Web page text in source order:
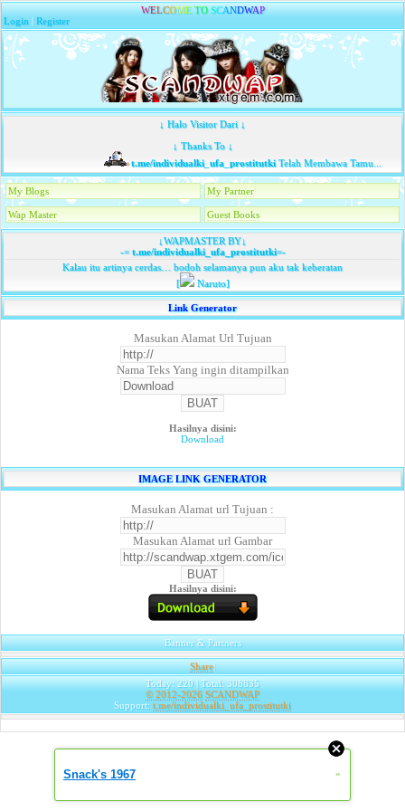
WELCOME TO SCANDWAP
Login |Register
↓ Halo Visitor Dari ↓
↓ Thanks To ↓
t.me/individualki_ufa_prostitutkiTelah Membawa Tamu...
My Blogs My Partner
Wap Master Guest Books
↓WAPMASTER BY↓
-=t.me/individualki_ufa_prostitutki=-
Kalau itu artinya cerdas… bodoh selamanya pun aku tak keberatan
[
Naruto]
Link Generator
Masukan Alamat Url Tujuan
Nama Teks Yang ingin ditampilkan
Hasilnya disini:
Download
IMAGE LINK GENERATOR
Masukan Alamat url Tujuan :
Masukan Alamat url Gambar
Hasilnya disini:
Banner & Partners
Share|
Today: 220 | Total: 308835
© 2012-2026 SCANDWAP
Support: t.me/individualki_ufa_prostitutki
Snack's 1967 »